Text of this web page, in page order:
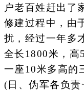
户老百姓赶出了
修建过程中，由
扰，经过一年多
全长1800米，高
一座10米多高的
(日、伪军各负